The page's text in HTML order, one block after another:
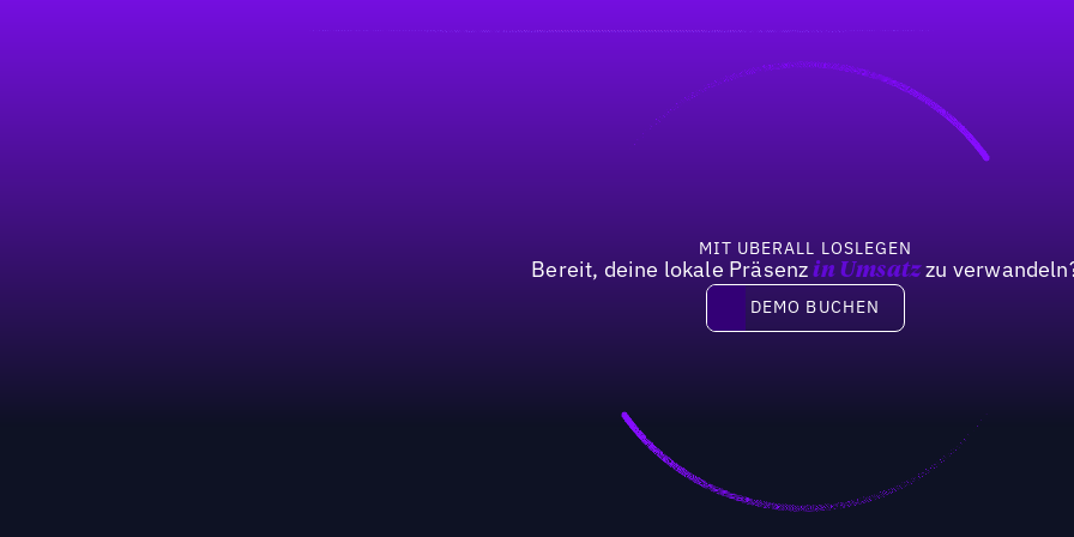
MIT UBERALL LOSLEGEN
Bereit, deine lokale Präsenzin Umsatzzu
DEMO BUCHEN
DEMO BUCHEN